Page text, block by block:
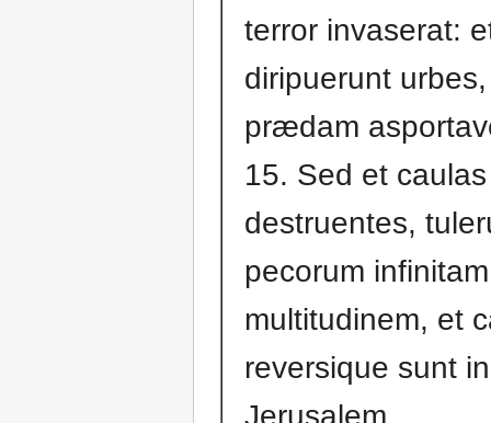
terror invaserat:
diripuerunt
prædam
15. Sed et
destruentes,
pecorum infinitam
multitudinem, et
reversique sunt in
Jerusalem.